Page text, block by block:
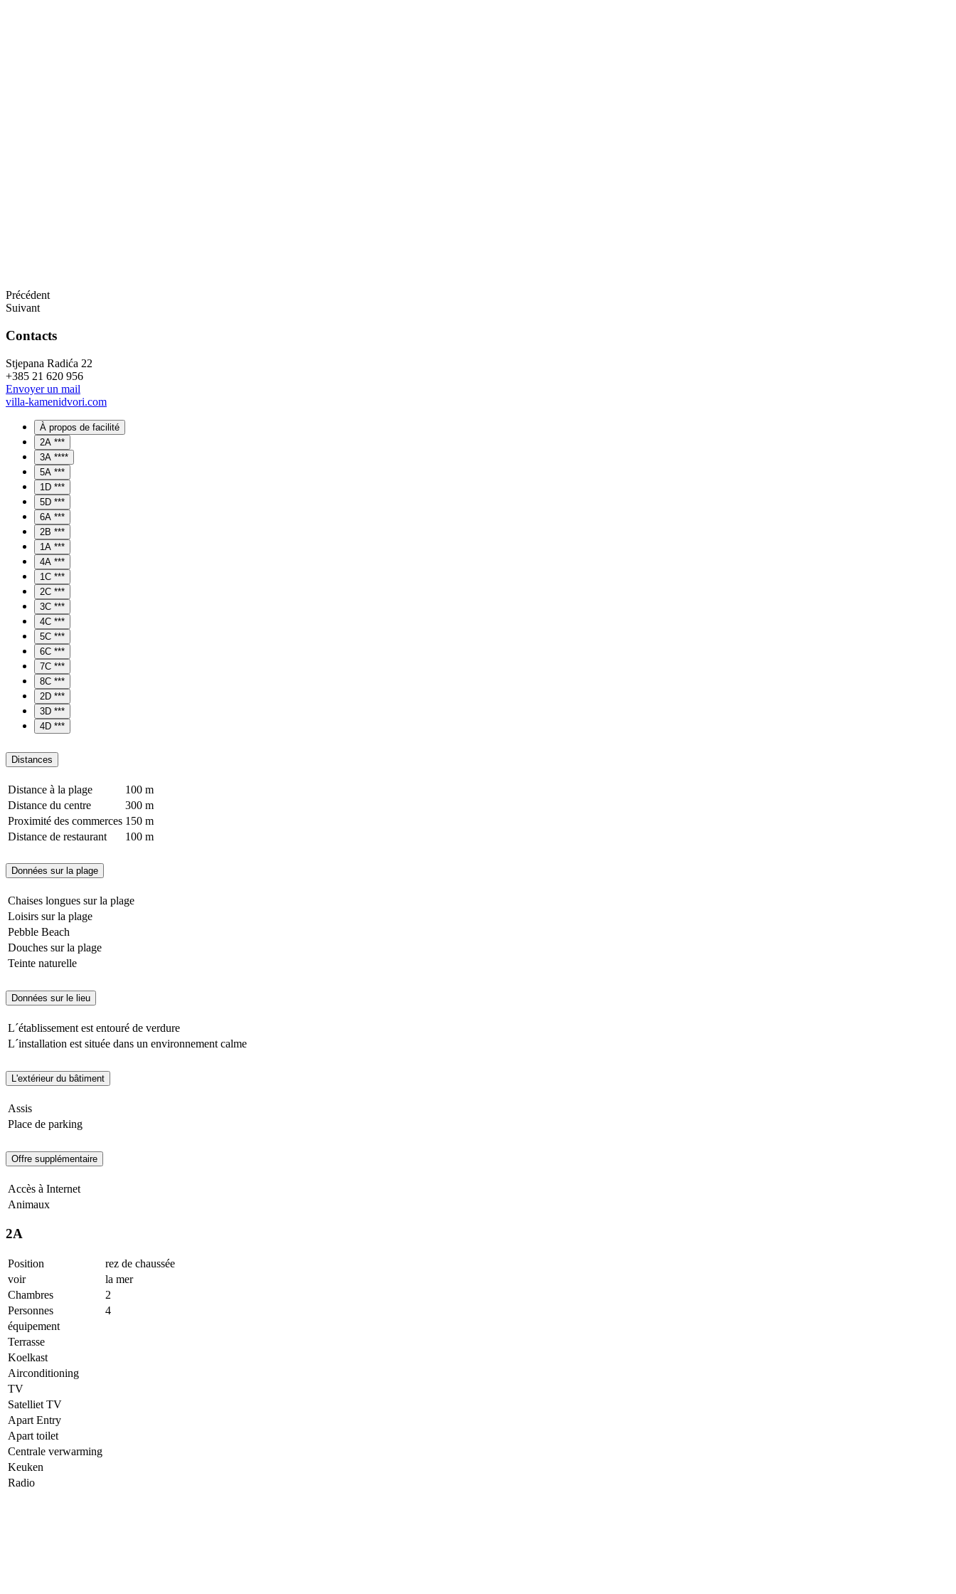
Précédent
Suivant
Contacts
Stjepana Radića 22
+385 21 620 956
Envoyer un mail
villa-kamenidvori.com
À propos de facilité
2A ***
3A ****
5A ***
1D ***
5D ***
6A ***
2B ***
1A ***
4A ***
1C ***
2C ***
3C ***
4C ***
5C ***
6C ***
7C ***
8C ***
2D ***
3D ***
4D ***
Distances
Distance à la plage
100 m
Distance du centre
300 m
Proximité des commerces 150 m
Distance de restaurant
100 m
Données sur la plage
Chaises longues sur la plage
Loisirs sur la plage
Pebble Beach
Douches sur la plage
Teinte naturelle
Données sur le lieu
L´établissement est entouré de verdure
L´installation est située dans un environnement calme
L'extérieur du bâtiment
Assis
Place de parking
Offre supplémentaire
Accès à Internet
Animaux
2A
Position
rez de chaussée
voir
la mer
Chambres
2
Personnes
4
équipement
Terrasse
Koelkast
Airconditioning
TV
Satelliet TV
Apart Entry
Apart toilet
Centrale verwarming
Keuken
Radio